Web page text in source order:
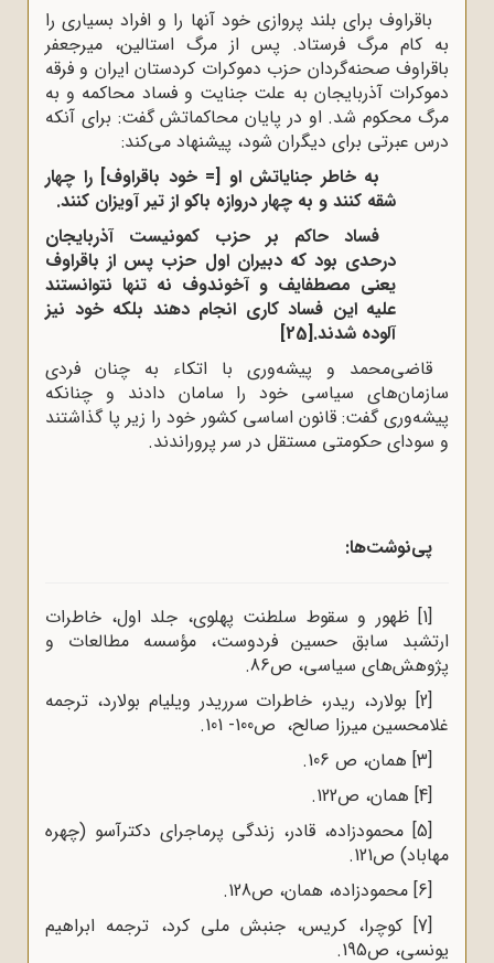
باقراوف برای بلند پروازی خود آنها را و افراد بسیاری را
به کام مرگ فرستاد. پس از مرگ استالین، میرجعفر
باقراوف صحنه‌گردان حزب دموکرات کردستان ایران و فرقه
دموکرات آذربایجان به علت جنایت و فساد محاکمه و به
مرگ محکوم شد. او در پایان محاکماتش گفت: برای آنکه
درس عبرتی برای دیگران شود، پیشنهاد می‌کند:
به خاطر جنایاتش او [= خود باقراوف] را چهار
شقه کنند و به چهار دروازه باکو از تیر آویزان کنند.
فساد حاکم بر حزب کمونیست آذربایجان
درحدی بود که دبیران اول حزب پس از باقراوف
یعنی مصطفا‌یف و آخوندوف نه تنها نتوانستند
علیه این فساد کاری انجام دهند بلکه خود نیز
آلوده شدند.[25]
قاضی‌محمد و پیشه‌وری با اتکاء به چنان فردی
سازمان‌های سیاسی خود را سامان دادند و چنانکه
پیشه‌وری گفت: قانون اساسی کشور خود را زیر پا گذاشتند
و سودای حکومتی مستقل در سر پروراندند.
پی‌نوشت‌ها:
[1] ظهور و سقوط سلطنت پهلوی، جلد اول، خاطرات
ارتشبد سابق حسین فردوست، مؤسسه مطالعات و
پژوهش‌های سیاسی، ص86.
[2] بولارد، ریدر، خاطرات سرریدر ویلیام بولارد، ترجمه
غلامحسین میرزا صالح، ص100- 101.
[3] همان، ص 106.
[4] همان، ص122.
[5] محمودزاده، قادر، زندگی پرماجرای دکترآسو (چهره
مهاباد) ص121.
[6] محمودزاده، همان، ص128.
[7] کوچرا، کریس، جنبش ملی کرد، ترجمه ابراهیم
یونسی، ص195.